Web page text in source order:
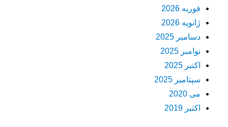
فوریه 2026
ژانویه 2026
دسامبر 2025
نوامبر 2025
اکتبر 2025
سپتامبر 2025
می 2020
اکتبر 2019